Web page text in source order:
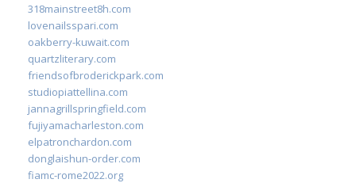
318mainstreet8h.com
lovenailsspari.com
oakberry-kuwait.com
quartzliterary.com
friendsofbroderickpark.com
studiopiattellina.com
jannagrillspringfield.com
fujiyamacharleston.com
elpatronchardon.com
donglaishun-order.com
fiamc-rome2022.org